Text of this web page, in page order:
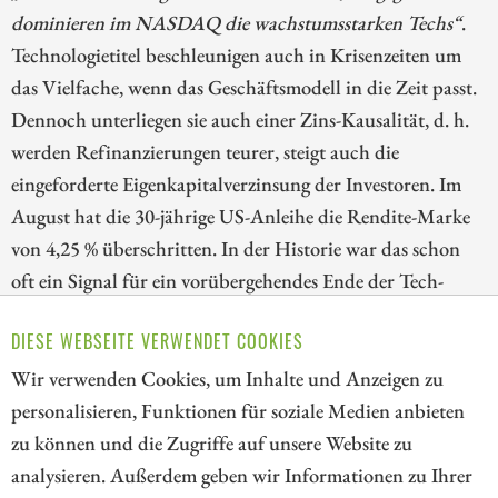
DIESE WEBSEITE VERWENDET COOKIES
Wir verwenden Cookies, um Inhalte und Anzeigen zu
personalisieren, Funktionen für soziale Medien anbieten
zu können und die Zugriffe auf unsere Website zu
analysieren. Außerdem geben wir Informationen zu Ihrer
dominieren im NASDAQ die wachstumsstarken Techs“.
Technologietitel beschleunigen auch in Krisenzeiten um
das Vielfache, wenn das Geschäftsmodell in die Zeit passt.
Dennoch unterliegen sie auch einer Zins-Kausalität, d. h.
werden Refinanzierungen teurer, steigt auch die
eingeforderte Eigenkapitalverzinsung der Investoren. Im
August hat die 30-jährige US-Anleihe die Rendite-Marke
von 4,25 % überschritten. In der Historie war das schon
oft ein Signal für ein vorübergehendes Ende der Tech-
vernachlässigt, wir nennen drei mögliche Profiteure einer
Zinswende nach oben.
ZUM KOMMENTAR